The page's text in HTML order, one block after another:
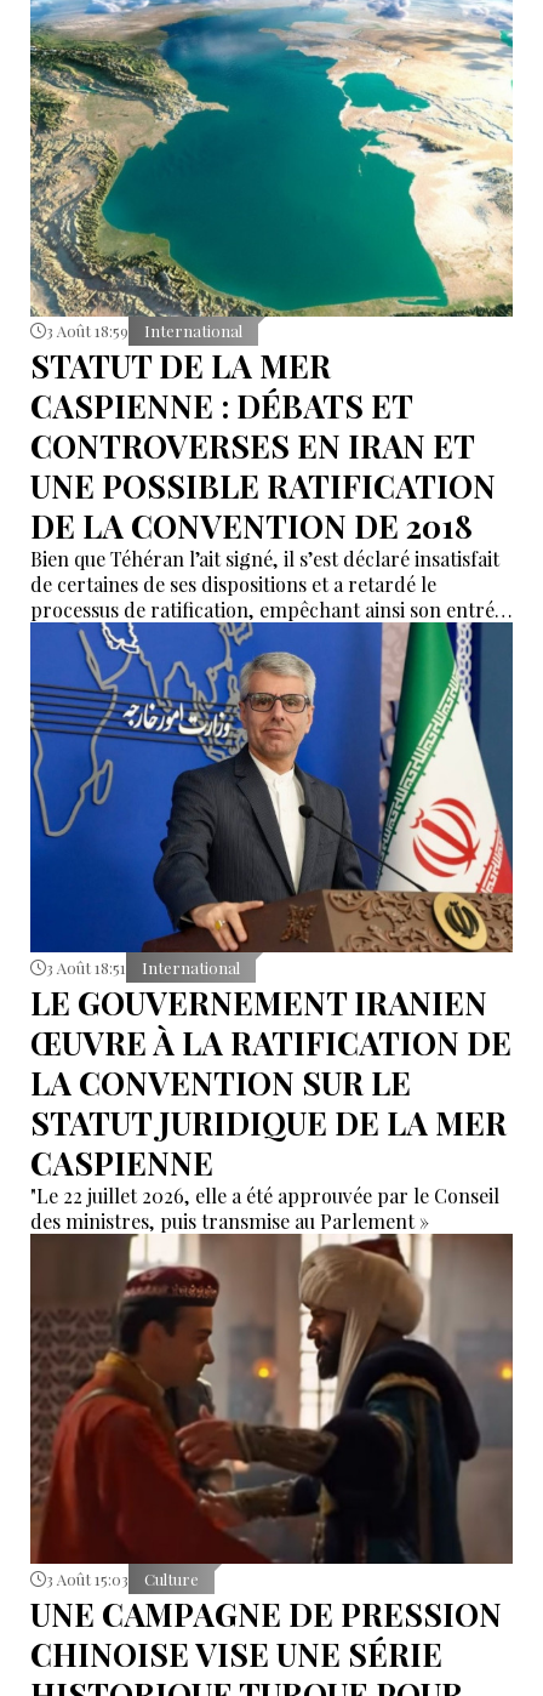
3 Août 18:59 International
STATUT DE LA MER
CASPIENNE : DÉBATS ET
CONTROVERSES EN IRAN ET
UNE POSSIBLE RATIFICATION
DE LA CONVENTION DE 2018
Bien que Téhéran l’ait signé, il s’est déclaré insatisfait
de certaines de ses dispositions et a retardé le
processus de ratification, empêchant ainsi son entrée
en vigueur sur le plan juridique.
3 Août 18:51 International
LE GOUVERNEMENT IRANIEN
ŒUVRE À LA RATIFICATION DE
LA CONVENTION SUR LE
STATUT JURIDIQUE DE LA MER
CASPIENNE
"Le 22 juillet 2026, elle a été approuvée par le Conseil
des ministres, puis transmise au Parlement »
3 Août 15:03 Culture
UNE CAMPAGNE DE PRESSION
CHINOISE VISE UNE SÉRIE